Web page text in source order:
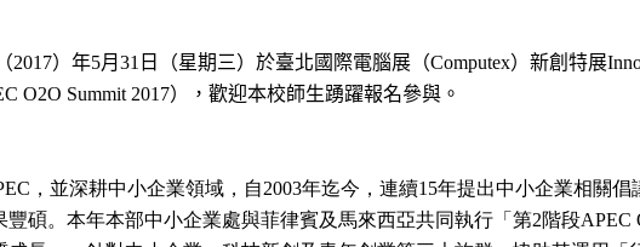
2017）年5月31 日（星期三）於臺北國際電腦展（Computex）新創特展
O2O Summit 2017），歡迎本校師生踴躍報名參與。
，並深耕中小企業領域，自2003年迄今，連續15年提出中小企業相關倡
碩。本年本部中小企業處與菲律賓及馬來西亞共同執行「第2階段APEC